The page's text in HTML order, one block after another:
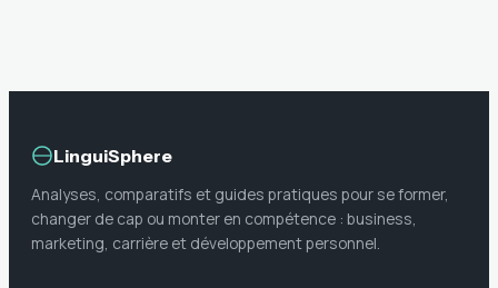
LinguiSphere
Analyses, comparatifs et guides pratiques pour se former,
changer de cap ou monter en compétence : business,
marketing, carrière et développement personnel.